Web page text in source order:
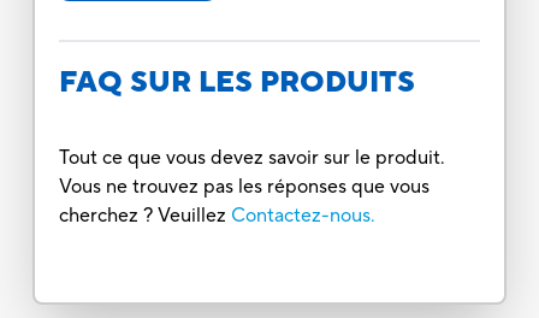
FAQ SUR LES PRODUITS
Tout ce que vous devez savoir sur le produit.
Vous ne trouvez pas les réponses que vous
cherchez ? Veuillez Contactez-nous.